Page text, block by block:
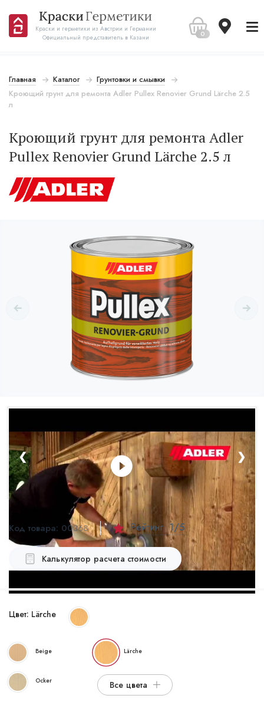
Краски и герметики из Австрии и Германии
Официальный представитель в Казани
0
Главная Каталог
Грунтовки и смывки
Кроющий грунт для ремонта Adler Pullex Renovier Grund Lärche 2.5
л
Кроющий грунт для ремонта Adler
Pullex Renovier Grund Lärche 2.5 л
❮ ❯
Код товара: 00368 Рейтинг:1/5
Калькулятор расчета стоимости
Цвет: Lärche
Beige Lärche
Ocker
Все цвета